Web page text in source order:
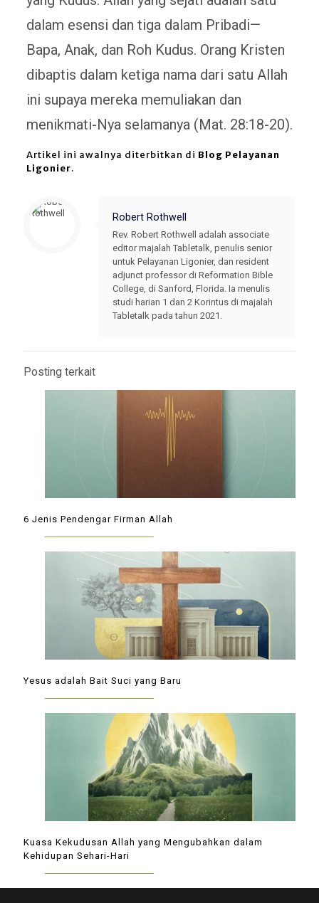
dalam esensi dan tiga dalam Pribadi—
Bapa, Anak, dan Roh Kudus. Orang Kristen
dibaptis dalam ketiga nama dari satu Allah
ini supaya mereka memuliakan dan
menikmati-Nya selamanya (Mat. 28:18-20).
Artikel ini awalnya diterbitkan di Blog Pelayanan
Ligonier.
Robert Rothwell
Rev. Robert Rothwell adalah associate
editor majalah Tabletalk, penulis senior
untuk Pelayanan Ligonier, dan resident
adjunct professor di Reformation Bible
College, di Sanford, Florida. Ia menulis
studi harian 1 dan 2 Korintus di majalah
Tabletalk pada tahun 2021.
Posting terkait
6 Jenis Pendengar Firman Allah
Yesus adalah Bait Suci yang Baru
Kuasa Kekudusan Allah yang Mengubahkan dalam
Kehidupan Sehari-Hari